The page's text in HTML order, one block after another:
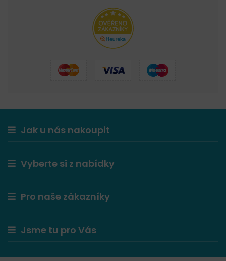
Jak u nás nakoupit
Vyberte si z nabídky
Pro naše zákazníky
Jsme tu pro Vás